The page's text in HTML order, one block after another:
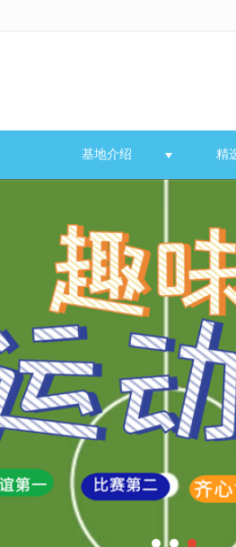
基地介绍 精